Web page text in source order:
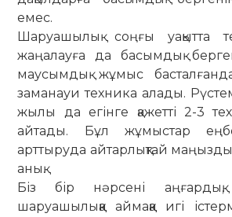
емес.
Шаруашылық соңғы уақытта
жаңалауға да басымдық
маусымдық жұмыс
заманауи техника алады.
жылы да егінге қажетті 2-3
айтады. Бұл жұ­мыстар
арттыруда айтарлықтай
анық.
Біз бір нәрсені аңғардық,
шаруашылыққа ай­маққа игі